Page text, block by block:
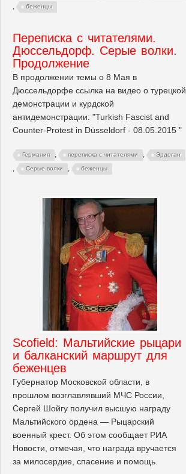
, беженцы
Переписка с читателями.
Дюссельдорф. Серые волки.
Продолжение
В продолжении темы о 8 Мая в
Дюссельдорфе ссылка на видео о турецкой
демонстрации и курдской
антидемонстрации: "Turkish Fascist and
Counter-Protest in Düsseldorf - 08.05.2015 "
Германия , переписка с читателями , Эрдоган
, Серые волки , беженцы
Scofield: Мальтийские рыцари
и балканский маршрут для
беженцев
Губернатор Московской области, в
прошлом возглавлявший МЧС России,
Сергей Шойгу получил высшую награду
Мальтийского ордена — Рыцарский
военный крест. Об этом сообщает РИА
Новости, отмечая, что награда вручается
за милосердие, спасение и помощь.